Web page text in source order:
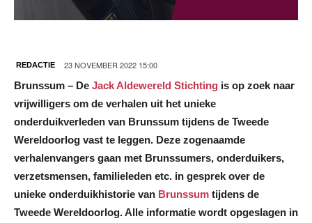
REDACTIE 23 NOVEMBER 2022 15:00
Brunssum – De Jack Aldewereld Stichting is op zoek naar
vrijwilligers om de verhalen uit het unieke
onderduikverleden van Brunssum tijdens de Tweede
Wereldoorlog vast te leggen. Deze zogenaamde
verhalenvangers gaan met Brunssumers, onderduikers,
verzetsmensen, familieleden etc. in gesprek over de
unieke onderduikhistorie van Brunssum tijdens de
Tweede Wereldoorlog. Alle informatie wordt opgeslagen in